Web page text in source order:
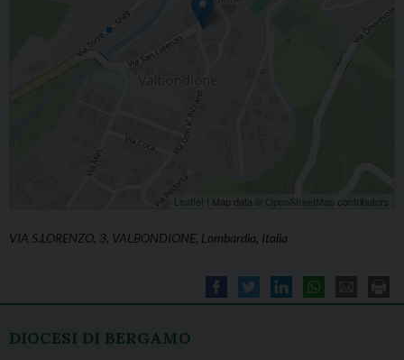
Leaflet | Map data © OpenStreetMap contributors
VIA S.LORENZO, 3, VALBONDIONE, Lombardia, Italia
DIOCESI DI BERGAMO